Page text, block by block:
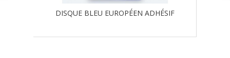
DISQUE BLEU EUROPÉEN ADHÉSIF